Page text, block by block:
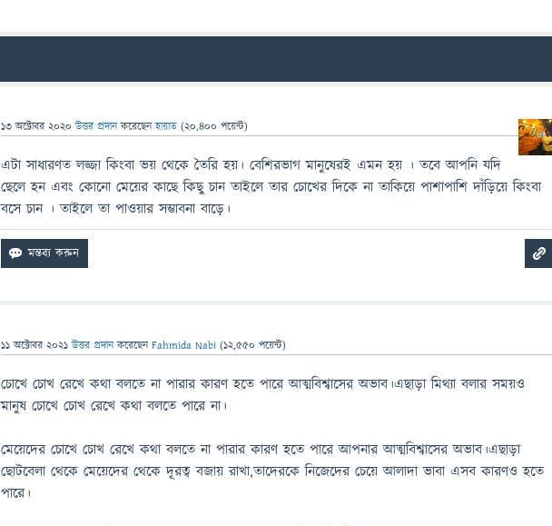
13 অক্টোবর 2020 উত্তর প্রদান করেছেনহায়াত (20,400 পয়েন্ট)
এটা সাধারণত লজ্জা কিংবা ভয় থেকে তৈরি হয়। বেশিরভাগ মানুষেরই এমন হয় । তবে আপনি যদি
ছেলে হন এবং কোনো মেয়ের কাছে কিছু চান তাইলে তার চোখের দিকে না তাকিয়ে পাশাপাশি দাঁড়িয়ে কিংবা
বসে চান । তাইলে তা পাওয়ার সম্ভাবনা বাড়ে।
11 অক্টোবর 2021 উত্তর প্রদান করেছেনFahmida Nabi (12,550 পয়েন্ট)
চোখে চোখ রেখে কথা বলতে না পারার কারণ হতে পারে আত্মবিশ্বাসের অভাব।এছাড়া মিথ্যা বলার সময়ও
মানুষ চোখে চোখ রেখে কথা বলতে পারে না।
মেয়েদের চোখে চোখ রেখে কথা বলতে না পারার কারণ হতে পারে আপনার আত্মবিশ্বাসের অভাব।এছাড়া
ছোটবেলা থেকে মেয়েদের থেকে দূরত্ব বজায় রাখা,তাদেরকে নিজেদের চেয়ে আলাদা ভাবা এসব কারণও হতে
পারে।